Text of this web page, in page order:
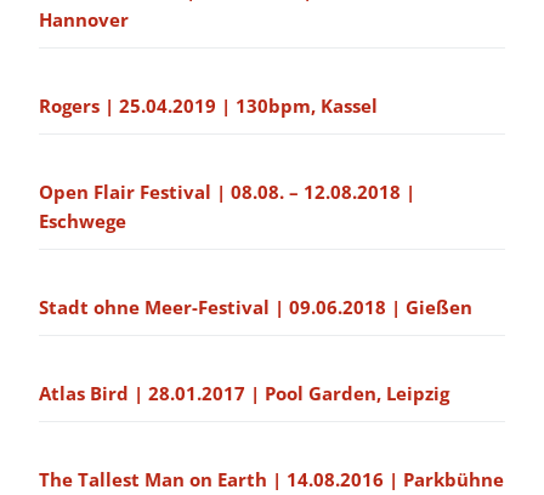
Hannover
Rogers | 25.04.2019 | 130bpm, Kassel
Open Flair Festival | 08.08. – 12.08.2018 |
Eschwege
Stadt ohne Meer-Festival | 09.06.2018 | Gießen
Atlas Bird | 28.01.2017 | Pool Garden, Leipzig
The Tallest Man on Earth | 14.08.2016 | Parkbühne